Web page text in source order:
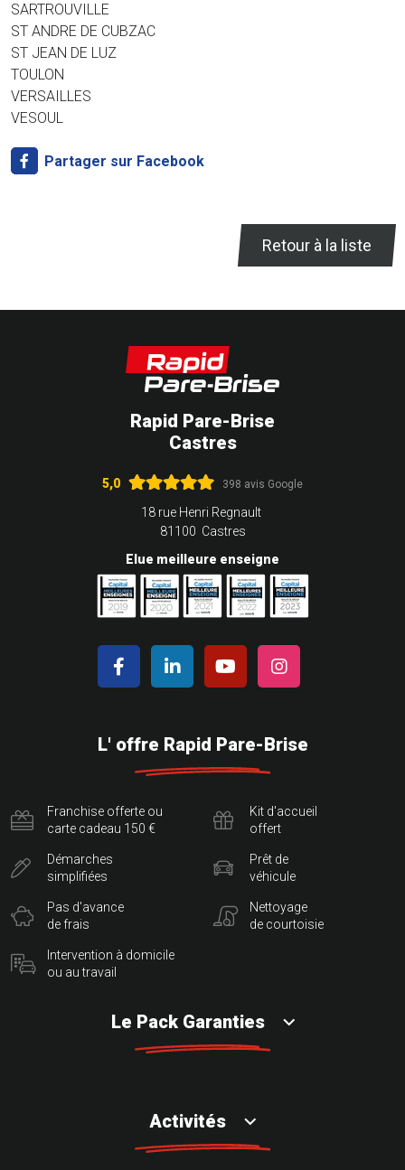
SARTROUVILLE
ST ANDRE DE CUBZAC
ST JEAN DE LUZ
TOULON
VERSAILLES
VESOUL
Partager sur Facebook
Retour à la liste
Rapid Pare-Brise
Castres
5,0 398 avis Google
18 rue Henri Regnault
81100 Castres
Elue meilleure enseigne
L' offre Rapid Pare-Brise
Franchise offerte ou
carte cadeau 150 €
Démarches
simplifiées
Pas d'avance
de frais
Intervention à domicile
ou au travail
Kit d'accueil
offert
Prêt de
véhicule
Nettoyage
de courtoisie
Le Pack Garanties
Activités